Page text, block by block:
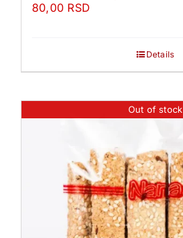
80,00 RSD
Details
Out of stock